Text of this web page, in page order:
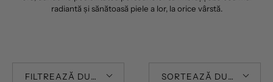
radiantă și sănătoasă piele a lor, la orice vârstă.
FILTREAZĂ DUPĂ SORTEAZĂ DUPĂ